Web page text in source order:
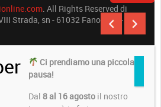
. All Rights Reserved di
Strada, sn - 61032 Fano (PU) -
Ci prendiamo una piccola
pausa!
Dal 8 al 16 agosto il nostro